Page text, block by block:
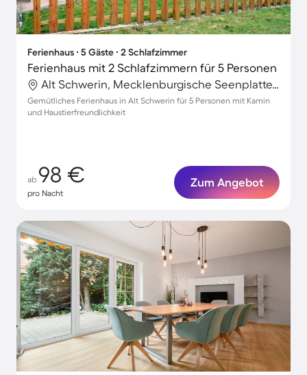
Ferienhaus ∙ 5 Gäste ∙ 2 Schlafzimmer
Ferienhaus mit 2 Schlafzimmern für 5 Personen
Alt Schwerin, Mecklenburgische Seenplatte, Deutschland
Gemütliches Ferienhaus in Alt Schwerin für 5 Personen mit Kamin
und Haustierfreundlichkeit
ab 98 €
pro Nacht
Zum Angebot